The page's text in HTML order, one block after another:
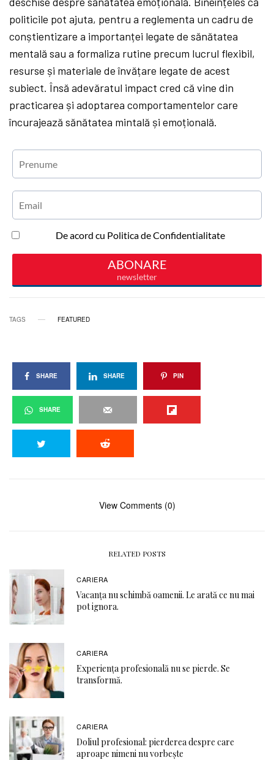
politicile pot ajuta, pentru a reglementa un cadru de
conștientizare a importanței legate de sănătatea
mentală sau a formaliza rutine precum lucrul flexibil,
resurse și materiale de învățare legate de acest
subiect. Însă adevăratul impact cred că vine din
practicarea și adoptarea comportamentelor care
încurajează sănătatea mintală și emoțională.
TAGS FEATURED
SHARE SHARE PIN
SHARE
View Comments (0)
RELATED POSTS
CARIERA
Vacanța nu schimbă oamenii. Le arată ce nu mai
pot ignora.
CARIERA
Experiența profesională nu se pierde. Se
transformă.
CARIERA
Doliul profesional: pierderea despre care
aproape nimeni nu vorbește